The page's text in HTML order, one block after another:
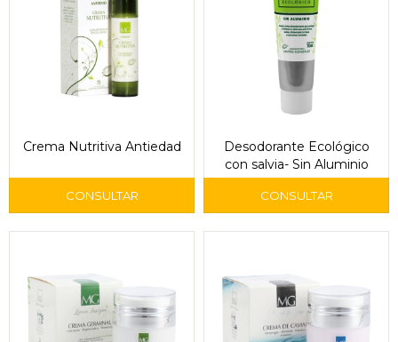
Crema Nutritiva Antiedad
Desodorante Ecológico
con salvia- Sin Aluminio